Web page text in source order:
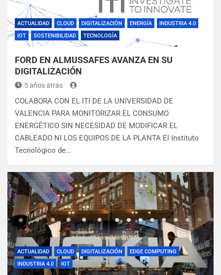
ACTUALIDAD CLOUD DIGITALIZACIÓN ENERGÍA
INDUSTRIA 4.0
IOT
SOSTENIBILIDAD TECNOLOGÍA
FORD EN ALMUSSAFES AVANZA EN SU
DIGITALIZACIÓN
5 años atrás
COLABORA CON EL ITI DE LA UNIVERSIDAD DE
VALENCIA PARA MONITORIZAR EL CONSUMO
ENERGÉTICO SIN NECESIDAD DE MODIFICAR EL
CABLEADO NI LOS EQUIPOS DE LA PLANTA El Instituto
Tecnológico de…
ACTUALIDAD CLOUD DIGITALIZACIÓN
EDGE COMPUTING
INDUSTRIA 4.0
IOT